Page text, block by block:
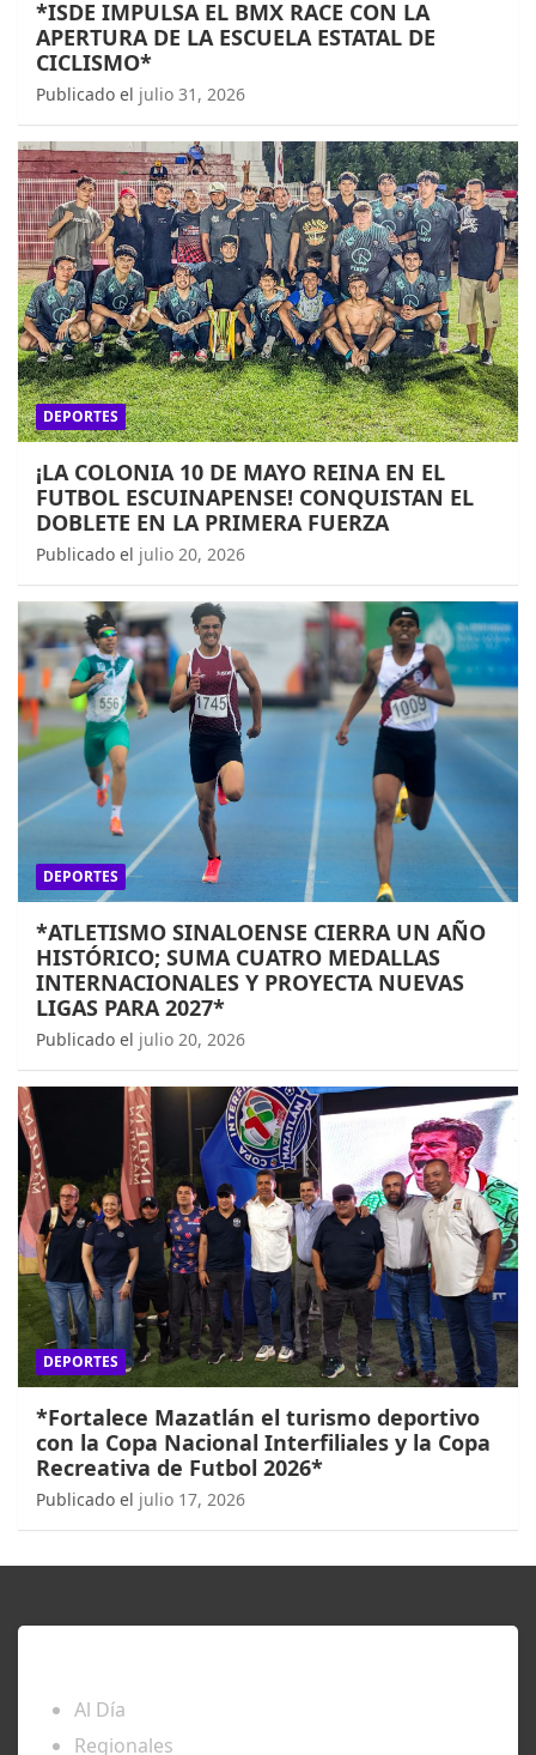
*ISDE IMPULSA EL BMX RACE CON LA
APERTURA DE LA ESCUELA ESTATAL DE
CICLISMO*
Publicado el julio 31, 2026
DEPORTES
¡LA COLONIA 10 DE MAYO REINA EN EL
FUTBOL ESCUINAPENSE! CONQUISTAN EL
DOBLETE EN LA PRIMERA FUERZA
Publicado el julio 20, 2026
DEPORTES
*ATLETISMO SINALOENSE CIERRA UN AÑO
HISTÓRICO; SUMA CUATRO MEDALLAS
INTERNACIONALES Y PROYECTA NUEVAS
LIGAS PARA 2027*
Publicado el julio 20, 2026
DEPORTES
*Fortalece Mazatlán el turismo deportivo
con la Copa Nacional Interfiliales y la Copa
Recreativa de Futbol 2026*
Publicado el julio 17, 2026
Al Día
Regionales